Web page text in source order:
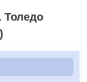
Толедо